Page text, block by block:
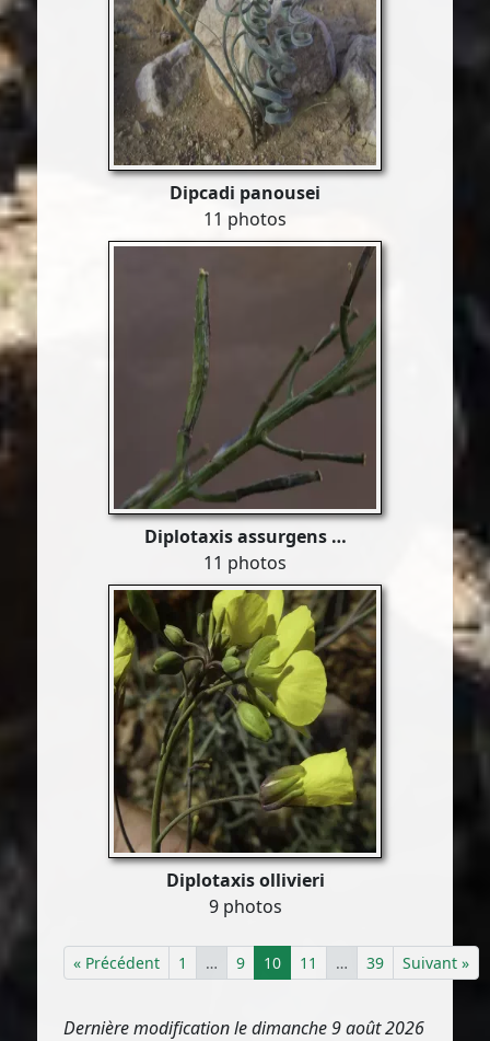
Dipcadi panousei
11 photos
Diplotaxis assurgens …
11 photos
Diplotaxis ollivieri
9 photos
« Précédent 1 … 9 10 11 … 39 Suivant »
Dernière modification le dimanche 9 août 2026